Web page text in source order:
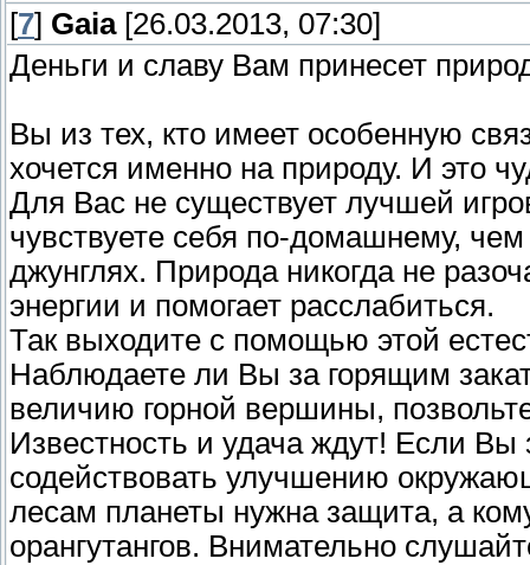
[7] Gaia[26.03.2013, 07:30]
Деньги и славу Вам принесет
Вы из тех, кто имеет особенную
хочется именно на природу. И это
Для Вас не существует лучшей
чувствуете себя по-домашнему,
джунглях. Природа никогда не
энергии и помогает расслабиться.
Так выходите с помощью этой
Наблюдаете ли Вы за горящим
величию горной вершины,
Известность и удача ждут! Если
содействовать улучшению
лесам планеты нужна защита, а
орангутангов. Внимательно